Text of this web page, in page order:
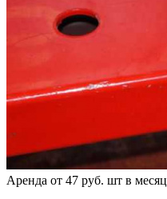
Аренда от 47 руб. шт в месяц